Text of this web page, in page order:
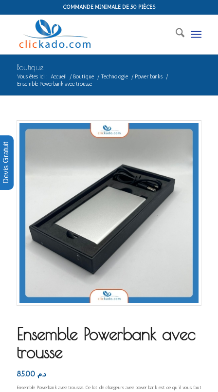
COMMANDE MINIMALE DE 50 PIÈCES
Boutique
Vous êtes ici : Accueil / Boutique / Technologie / Power banks
/
Ensemble Powerbank avec trousse
Ensemble Powerbank avec
trousse
د.م. 85.00
Ensemble Powerbank avec trousse. Ce lot de chargeurs avec power bank est ce qu’il vous faut
Devis Gratuit